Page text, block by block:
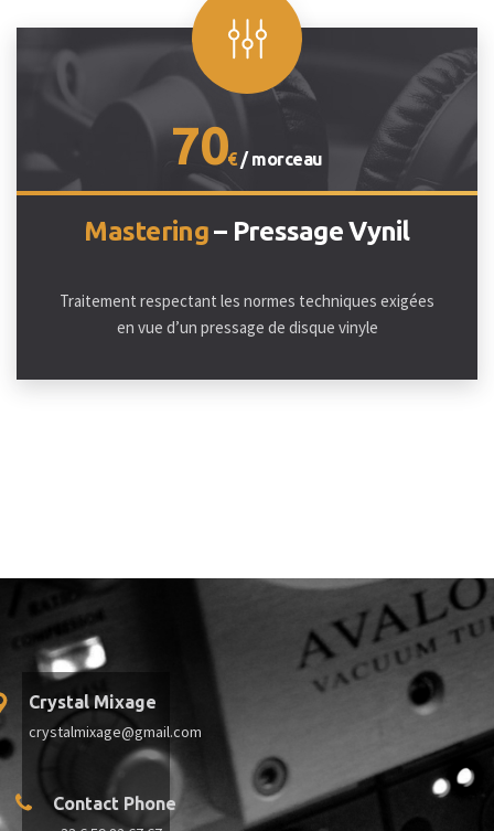
70€/ morceau
Mastering– Pressage Vynil
Traitement respectant les normes techniques exigées
en vue d’un pressage de disque vinyle
Crystal Mixage
crystalmixage@gmail.com
Contact Phone